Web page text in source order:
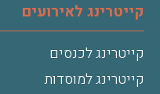
קייטרינג לאירועים
קייטרינג לכנסים
קייטרינג למוסדות